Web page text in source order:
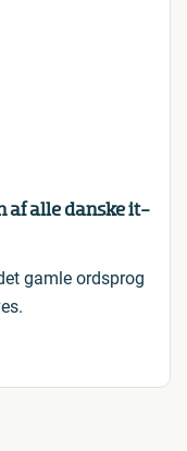
af alle danske it-
gamle ordsprog